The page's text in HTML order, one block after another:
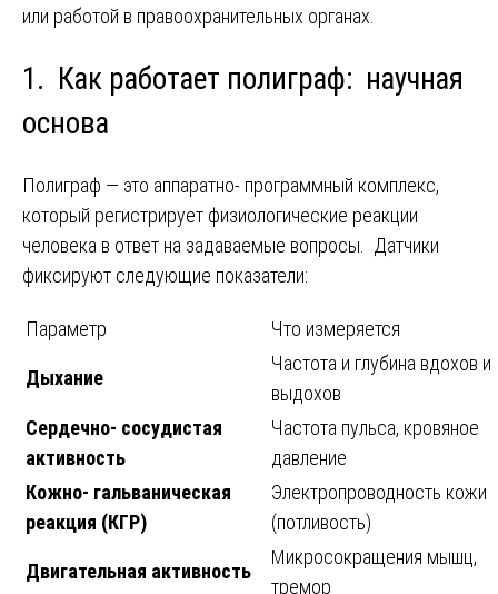
или работой в правоохранительных органах.
1. Как работает полиграф: научная
основа
Полиграф — это аппаратно- программный комплекс,
который регистрирует физиологические реакции
человека в ответ на задаваемые вопросы. Датчики
фиксируют следующие показатели:
Параметр Что измеряется
Дыхание
Частота и глубина вдохов и
выдохов
Сердечно- сосудистая
активность
Частота пульса, кровяное
давление
Кожно- гальваническая
реакция (КГР)
Электропроводность кожи
(потливость)
Двигательная активность
Микросокращения мышц,
тремор